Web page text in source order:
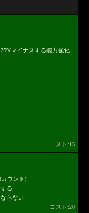
マイナスする能力強化
コスト:15
ウント)
る
らない
コスト:20